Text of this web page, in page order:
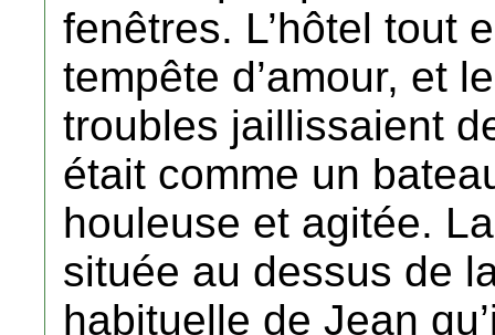
fenêtres. L’hôtel tout
tempête d’amour, et
troubles jaillissaient
était comme un
houleuse et agitée.
située au dessus de
habituelle de Jean